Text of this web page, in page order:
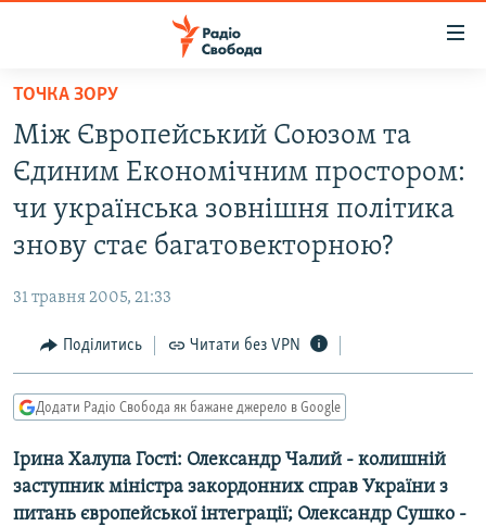
Перейти
основного
матеріалу
основної
Перейти
пошуку
ВСЕ ЗА ДОБУ
СУСПІЛЬСТВО
КУЛЬТУРА
СПОРТ
СВІТ
ДОНБАС.РЕАЛІЇ
КРИМ.РЕАЛІЇ
ТИ ЯК?
ПРИАЗОВ’Я
КИТАЙ.ВИКЛИКИ
ТОЧКА ЗОРУ
Між Європейський Союзом та
Єдиним Економічним простором:
чи українська зовнішня політика
знову стає багатовекторною?
31 травня 2005, 21:33
Поділитись Читати без VPN
Додати Радіо Свобода як бажане джерело в Google
Ірина Халупа Гості: Олександр Чалий - колишній
заступник міністра закордонних справ України з
питань європейської інтеграції; Олександр Сушко -